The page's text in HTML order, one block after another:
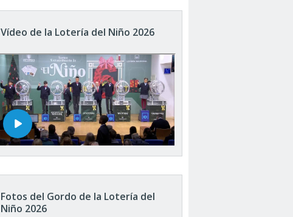
Vídeo de la Lotería del Niño 2026
Fotos del Gordo de la Lotería del
Niño 2026